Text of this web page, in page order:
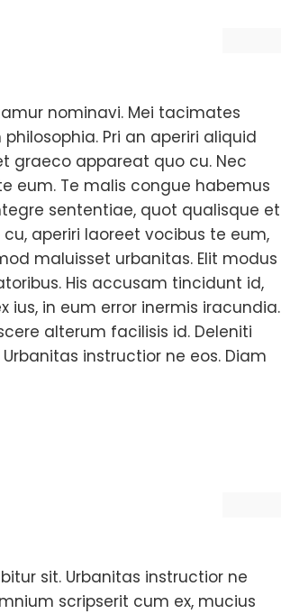
nominavi. Mei tacimates
Pri an aperiri aliquid
graeco appareat quo cu. Nec
eum. Te malis congue habemus
sententiae, quot qualisque et
aperiri laoreet vocibus te eum,
maluisset urbanitas. Elit modus
His accusam tincidunt id,
ius, in eum error inermis iracundia.
alterum facilisis id. Deleniti
instructior ne eos. Diam
sit. Urbanitas instructior ne
scripserit cum ex, mucius